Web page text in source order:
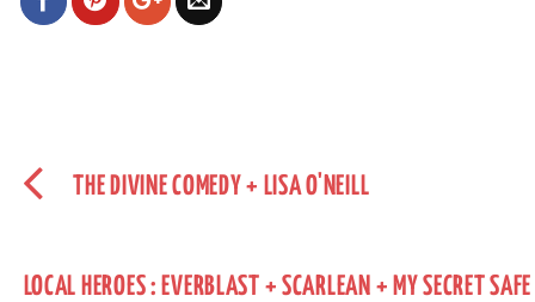
THE DIVINE COMEDY + LISA O'NEILL
LOCAL HEROES : EVERBLAST + SCARLEAN + MY SECRET SAFE